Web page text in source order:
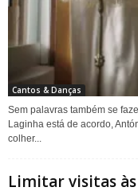
Cantos & Danças
Sem palavras também se
Laginha está de acordo,
colher...
Limitar visitas